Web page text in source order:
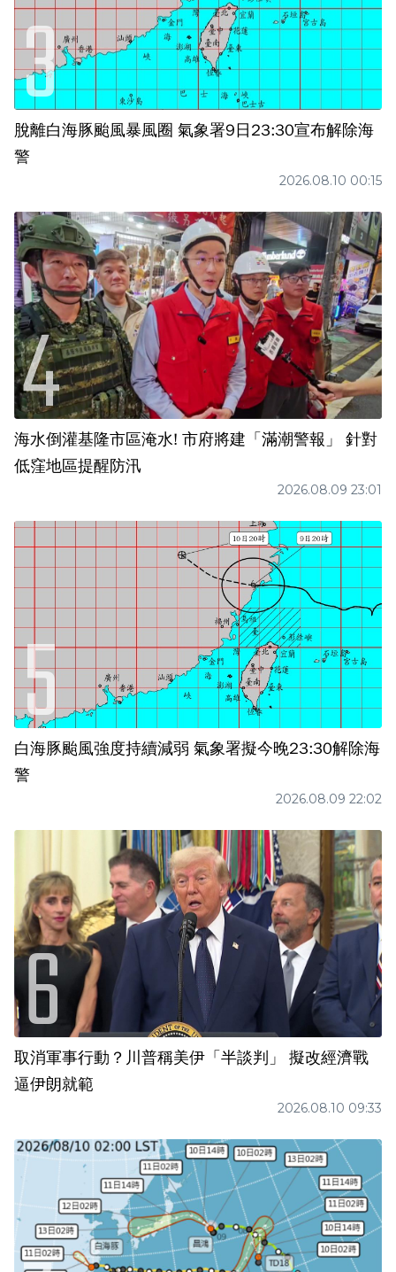
脫離白海豚颱風暴風圈 氣象署9日23:30宣布解除海
警
2026.08.10 00:15
海水倒灌基隆市區淹水! 市府將建「滿潮警報」 針對
低窪地區提醒防汛
2026.08.09 23:01
白海豚颱風強度持續減弱 氣象署擬今晚23:30解除海
警
2026.08.09 22:02
取消軍事行動？川普稱美伊「半談判」 擬改經濟戰
逼伊朗就範
2026.08.10 09:33